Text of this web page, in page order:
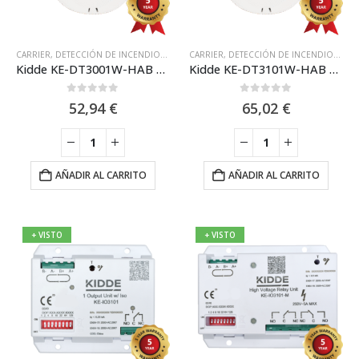
CARRIER, DETECCIÓN DE INCENDIOS ANALÓGICA KIDDE ,DETECTOR DIRECCIONABLE
Kidde KE-DT3001W-HAB Detector de calor direccionable inteligente serie Excellence
52,94 €
AÑADIR AL CARRITO
CARRIER, DETECCIÓN DE INCENDIOS ANALÓGICA KIDDE
Kidde KE-DT3101W-HAB Detector de calor direccionable inteligente serie Excellence con Aislador.
65,02 €
AÑADIR AL CARRITO
+ VISTO + VISTO